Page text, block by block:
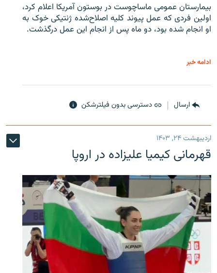
بیمارستان عمومی ماساچوست در بوستون آمریکا اعلام کرد،
اولین فردی که عمل پیوند کلیه اصلاح‌شده ژنتیکی خوک به
او انجام شده بود، دو ماه پس از انجام این عمل درگذشت.
ادامه خبر
ارسال دسترسی بدون فیلترشکن
اردیبهشت ۲۴, ۱۴۰۳
قهرمانی کیمیا علیزاده در اروپا